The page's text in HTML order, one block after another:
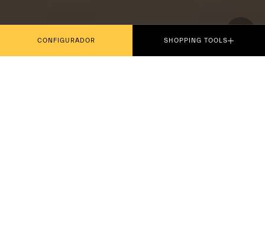
CONFIGURADOR SHOPPING TOOLS